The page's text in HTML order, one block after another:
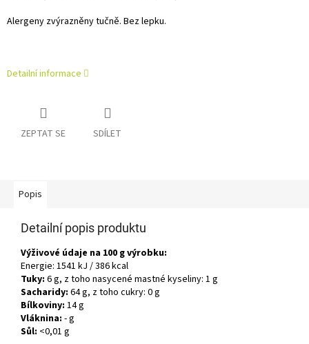
Alergeny zvýrazněny tučně. Bez lepku.
Detailní informace
ZEPTAT SE SDÍLET
Popis
Detailní popis produktu
Výživové údaje na 100 g výrobku:
Energie: 1541 kJ / 386 kcal
Tuky: 6 g, z toho nasycené mastné kyseliny: 1 g
Sacharidy: 64 g, z toho cukry: 0 g
Bílkoviny: 14 g
Vláknina: - g
Sůl: <0,01 g